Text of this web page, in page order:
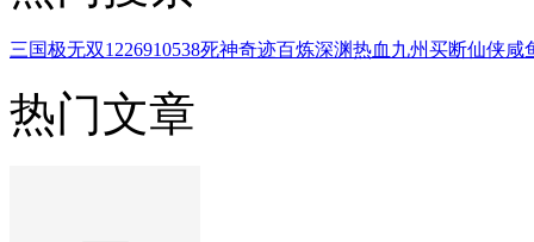
三国极无双1226910538死神奇迹百炼深渊热血 九州买断仙侠咸
热门文章